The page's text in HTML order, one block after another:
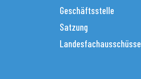
Geschäftsstelle
Satzung
Landesfachausschüsse